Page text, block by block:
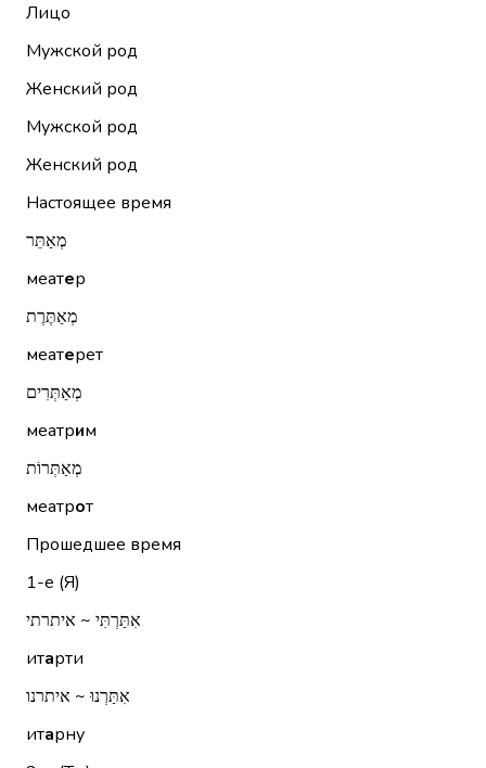
Лицо
Мужской род
Женский род
Мужской род
Женский род
Настоящее время
מְאַתֵּר
меатер
מְאַתֶּרֶת
меатерет
מְאַתְּרִים
меатрим
מְאַתְּרוֹת
меатрот
Прошедшее время
1-е (Я)
אִתַּרְתִּי ~ איתרתי
итарти
אִתַּרְנוּ ~ איתרנו
итарну